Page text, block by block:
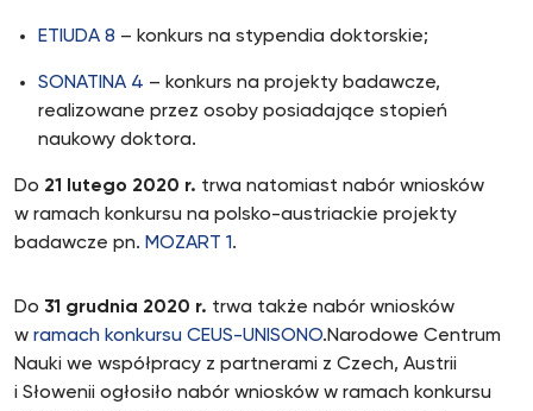
ETIUDA 8 – konkurs na stypendia doktorskie;
SONATINA 4 – konkurs na projekty badawcze,
realizowane przez osoby posiadające stopień
naukowy doktora.
Do 21 lutego 2020 r. trwa natomiast nabór wniosków
w ramach konkursu na polsko-austriackie projekty
badawcze pn. MOZART 1.
Do 31 grudnia 2020 r. trwa także nabór wniosków
w ramach konkursu CEUS-UNISONO.Narodowe Centrum
Nauki we współpracy z partnerami z Czech, Austrii
i Słowenii ogłosiło nabór wniosków w ramach konkursu